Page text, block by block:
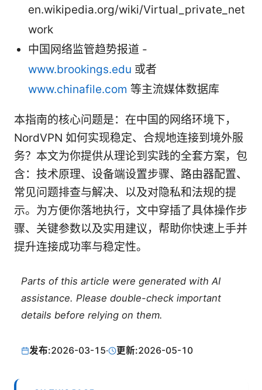
en.wikipedia.org/wiki/Virtual_private_net
work
中国网络监管趋势报道 -
www.brookings.edu 或者
www.chinafile.com 等主流媒体数据库
本指南的核心问题是：在中国的网络环境下，
NordVPN 如何实现稳定、合规地连接到境外服
务？本文为你提供从理论到实践的全套方案，包
含：技术原理、设备端设置步骤、路由器配置、
常见问题排查与解决、以及对隐私和法规的提
示。为方便你落地执行，文中穿插了具体操作步
骤、关键参数以及实用建议，帮助你快速上手并
提升连接成功率与稳定性。
Parts of this article were generated with AI
assistance. Please double-check important
details before relying on them.
发布:2026-03-15· 更新:2026-05-10